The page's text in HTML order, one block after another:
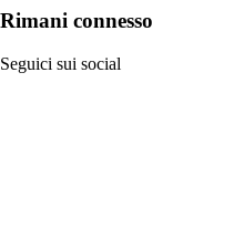
Rimani connesso
Seguici sui social